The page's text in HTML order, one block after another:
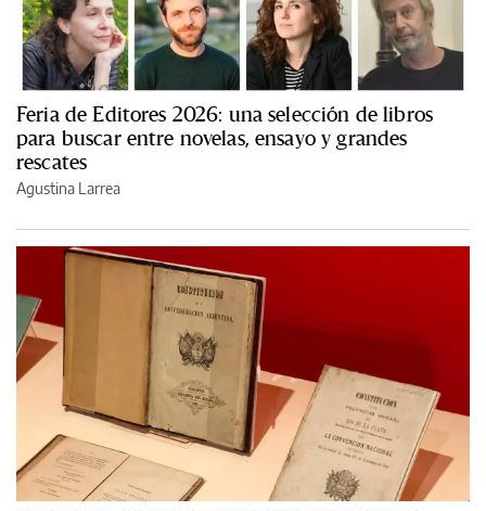
Feria de Editores 2026: una selección de libros
para buscar entre novelas, ensayo y grandes
rescates
Agustina Larrea